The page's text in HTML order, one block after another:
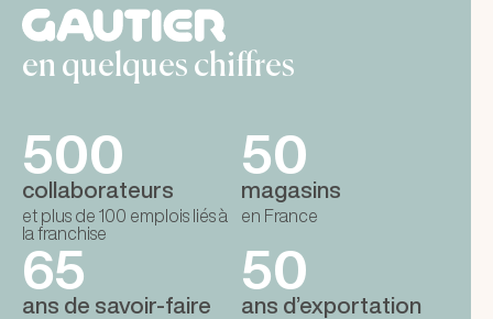
en quelques chiffres
500
collaborateurs
et plus de 100 emplois liés à
la franchise
50
magasins
en France
65
ans de savoir-faire
50
ans d’exportation